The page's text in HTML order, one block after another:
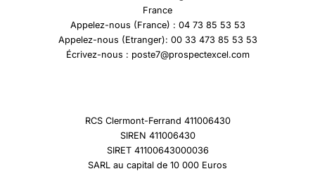
France
Appelez-nous (France) : 04 73 85 53 53
Appelez-nous (Etranger): 00 33 473 85 53 53
Écrivez-nous : poste7@prospectexcel.com
RCS Clermont-Ferrand 411006430
SIREN 411006430
SIRET 41100643000036
SARL au capital de 10 000 Euros